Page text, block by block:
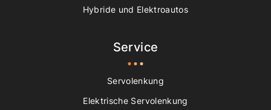
Hybride und Elektroautos
Service
Servolenkung
Elektrische Servolenkung